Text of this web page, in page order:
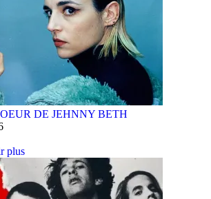
DE JEHNNY BETH
plus